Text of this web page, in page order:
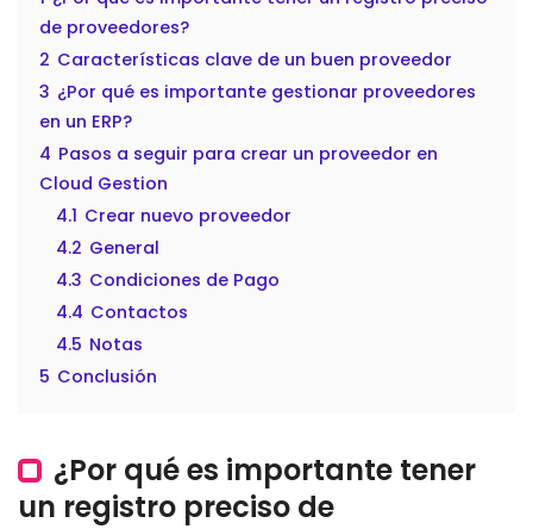
de proveedores?
2 Características clave de un buen proveedor
3 ¿Por qué es importante gestionar proveedores
en un ERP?
4 Pasos a seguir para crear un proveedor en
Cloud Gestion
4.1 Crear nuevo proveedor
4.2 General
4.3 Condiciones de Pago
4.4 Contactos
4.5 Notas
5 Conclusión
¿Por qué es importante tener
un registro preciso de